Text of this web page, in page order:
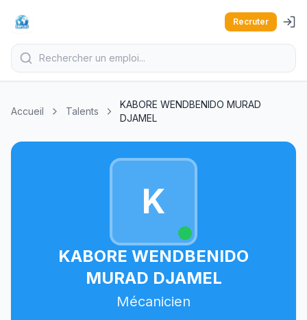
Recruter
Accueil Talents
KABORE WENDBENIDO MURAD
DJAMEL
K
KABORE WENDBENIDO
MURAD DJAMEL
Mécanicien